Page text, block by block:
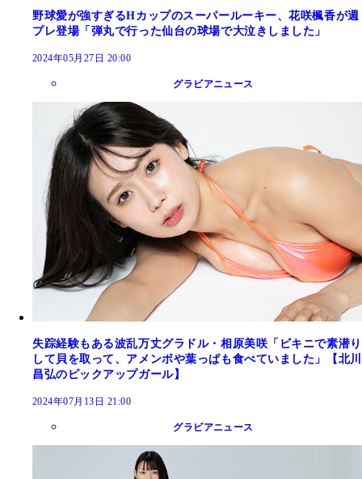
野球愛が強すぎるHカップのスーパールーキー、花咲楓香が週
プレ登場「弾丸で行った仙台の球場で大泣きしました」
2024年05月27日 20:00
グラビアニュース
失踪経験もある波乱万丈グラドル・相原美咲「ビキニで素潜り
して貝を取って、アメンボや葉っぱも食べていました」【北川
昌弘のピックアップガール】
2024年07月13日 21:00
グラビアニュース